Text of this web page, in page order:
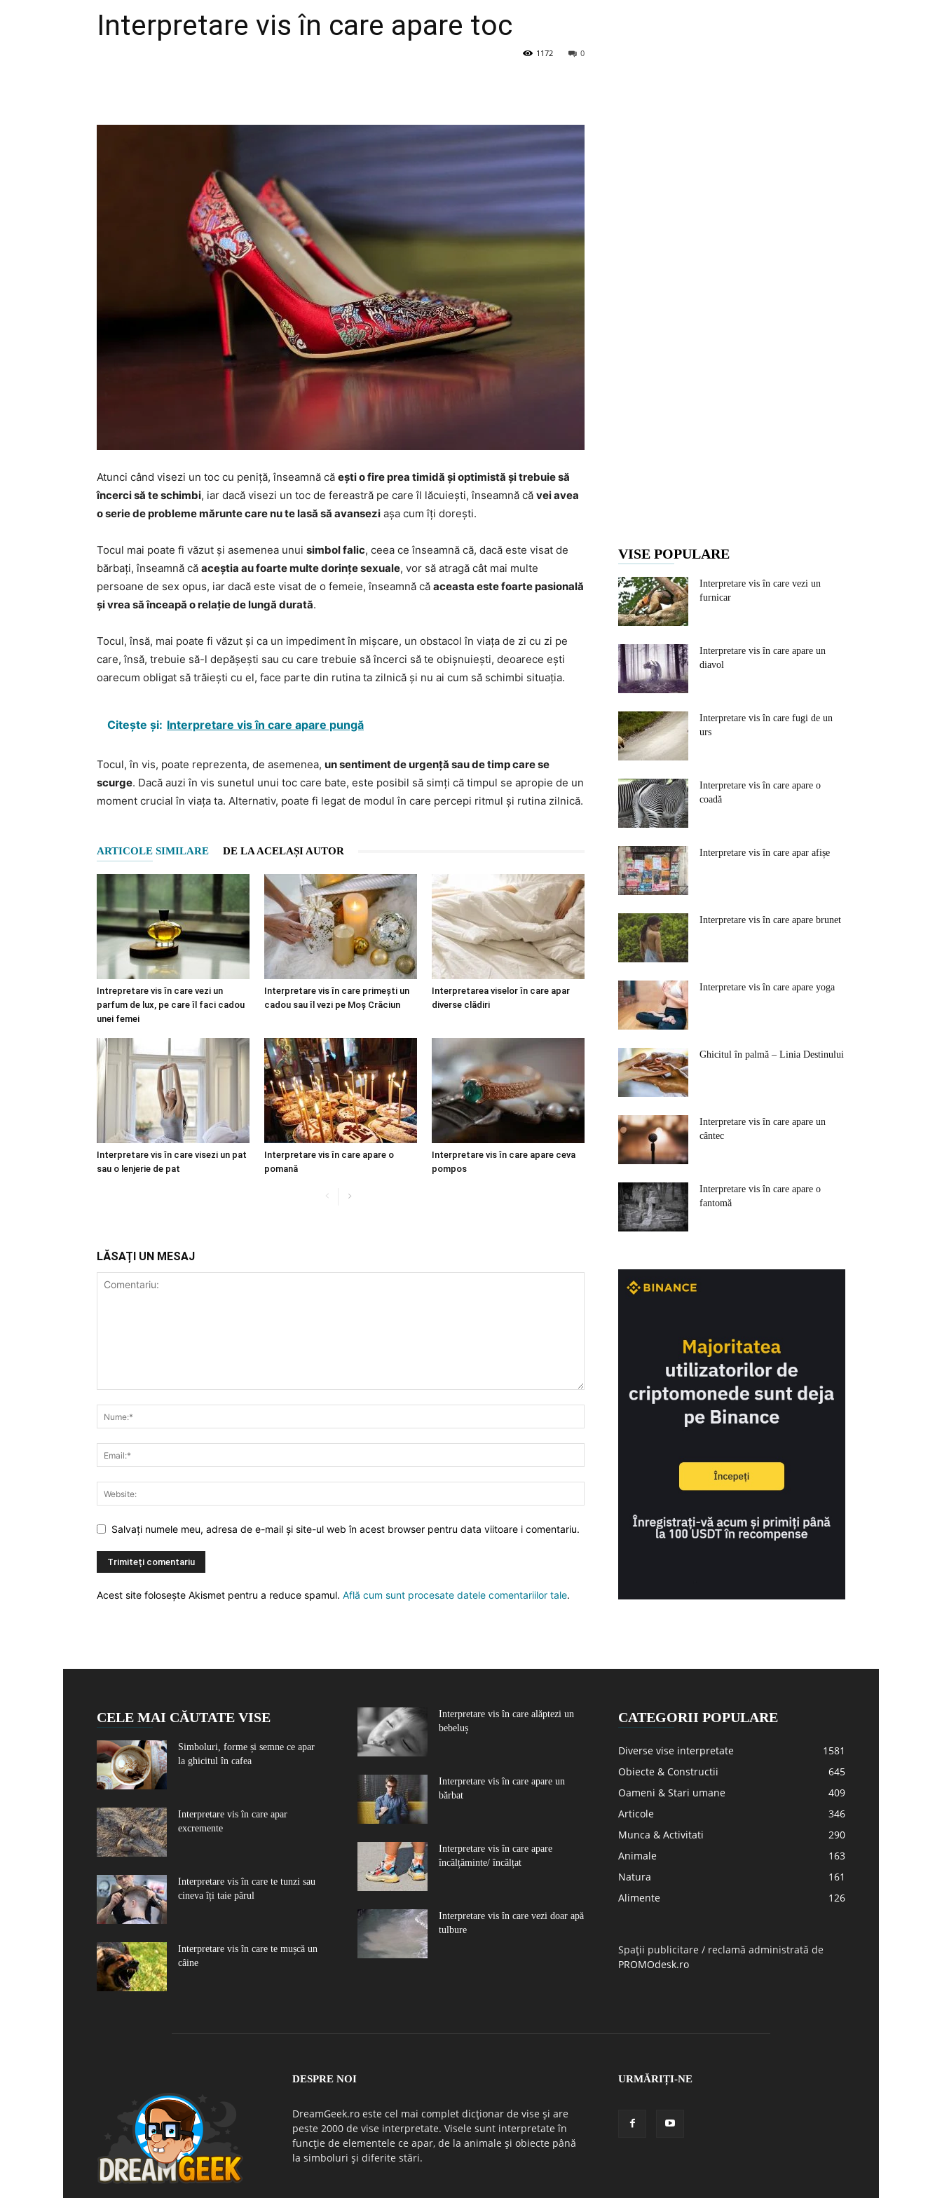
Interpretare vis în care apare toc
0
1172
Atunci când visezi un toc cu peniță, înseamnă că ești o fire prea timidă și optimistă și trebuie să
încerci să te schimbi, iar dacă visezi un toc de fereastră pe care îl lăcuiești, înseamnă că vei avea
o serie de probleme mărunte care nu te lasă să avansezi așa cum îți dorești.
Tocul mai poate fi văzut și asemenea unui simbol falic, ceea ce înseamnă că, dacă este visat de
bărbați, înseamnă că aceștia au foarte multe dorințe sexuale, vor să atragă cât mai multe
persoane de sex opus, iar dacă este visat de o femeie, înseamnă că aceasta este foarte pasională
și vrea să înceapă o relație de lungă durată.
Tocul, însă, mai poate fi văzut și ca un impediment în mișcare, un obstacol în viața de zi cu zi pe
care, însă, trebuie să-l depășești sau cu care trebuie să încerci să te obișnuiești, deoarece ești
oarecum obligat să trăiești cu el, face parte din rutina ta zilnică și nu ai cum să schimbi situația.
Citește și: Interpretare vis în care apare pungă
Tocul, în vis, poate reprezenta, de asemenea, un sentiment de urgență sau de timp care se
scurge. Dacă auzi în vis sunetul unui toc care bate, este posibil să simți că timpul se apropie de un
moment crucial în viața ta. Alternativ, poate fi legat de modul în care percepi ritmul și rutina zilnică.
ARTICOLE SIMILARE DE LA ACELAȘI AUTOR
Intrepretare vis în care vezi un
parfum de lux, pe care îl faci cadou
unei femei
Interpretare vis în care primești un
cadou sau îl vezi pe Moș Crăciun
Interpretarea viselor în care apar
diverse clădiri
Interpretare vis în care visezi un pat
sau o lenjerie de pat
Interpretare vis în care apare o
pomană
Interpretare vis în care apare ceva
pompos
LĂSAȚI UN MESAJ
Salvați numele meu, adresa de e-mail și site-ul web în acest browser pentru data viitoare i comentariu.
Acest site folosește Akismet pentru a reduce spamul. Află cum sunt procesate datele comentariilor tale.
VISE POPULARE
Interpretare vis în care vezi un
furnicar
Interpretare vis în care apare un
diavol
Interpretare vis în care fugi de un
urs
Interpretare vis în care apare o
coadă
Interpretare vis în care apar afișe
Interpretare vis în care apare brunet
Interpretare vis în care apare yoga
Ghicitul în palmă – Linia Destinului
Interpretare vis în care apare un
cântec
Interpretare vis în care apare o
fantomă
CELE MAI CĂUTATE VISE
Simboluri, forme și semne ce apar
la ghicitul în cafea
Interpretare vis în care apar
excremente
Interpretare vis în care te tunzi sau
cineva îți taie părul
Interpretare vis în care te mușcă un
câine
Interpretare vis în care alăptezi un
bebeluș
Interpretare vis în care apare un
bărbat
Interpretare vis în care apare
încălțăminte/ încălțat
Interpretare vis în care vezi doar apă
tulbure
CATEGORII POPULARE
Diverse vise interpretate
1581
Obiecte & Constructii
645
Oameni & Stari umane
409
Articole
346
Munca & Activitati
290
Animale
163
Natura
161
Alimente
126
Spații publicitare / reclamă administrată de
PROMOdesk.ro
DESPRE NOI
DreamGeek.ro este cel mai complet dicționar de vise și are
peste 2000 de vise interpretate. Visele sunt interpretate în
funcție de elementele ce apar, de la animale și obiecte până
la simboluri și diferite stări.
URMĂRIȚI-NE